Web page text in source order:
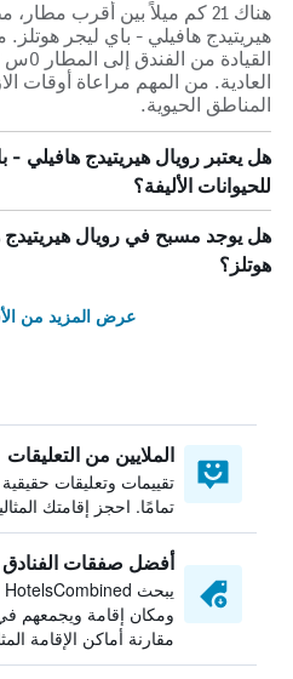
هناك 21 كم ميلاً بين أقرب
هيريتيدج هافيلي - باي ليجر
العادية. من المهم مراعاة أوقات
المناطق الحيوية.
هل يعتبر رويال هيريتيدج هافيلي -
للحيوانات الأليفة؟
هل يوجد مسبح في رويال هيريتيدج
هوتلز؟
عرض المزيد من
الملايين من التعليقات
تقييمات وتعليقات
تمامًا. احجز إقامتك
أفضل صفقات الفنادق
ومكان إقامة ويجمعهم
مقارنة أماكن الإقامة